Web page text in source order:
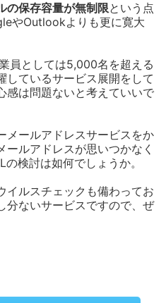
の保存容量が無制限という点
やOutlookよりも更に寛大
員としては5,000名を超える
しているサービス展開をして
感は問題ないと考えていいで
メールアドレスサービスをか
ルアドレスが思いつかなく
検討は如何でしょうか。
イルスチェックも備わってお
分ないサービスですので、ぜ